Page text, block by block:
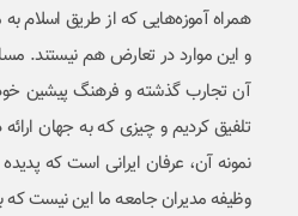
همراه آموزه‌هایی که از طریق اسلام
و این موارد در تعارض هم نیستند.
آن تجارب گذشته و فرهنگ پیشین
تلفیق کردیم و چیزی که به جهان
نمونه آن، عرفان ایرانی است که
وظیفه مدیران جامعه ما این نیست که